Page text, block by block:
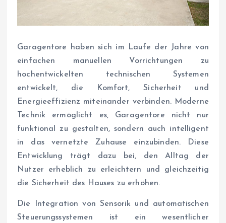
Garagentore haben sich im Laufe der Jahre von
einfachen manuellen Vorrichtungen zu
hochentwickelten technischen Systemen
entwickelt, die Komfort, Sicherheit und
Energieeffizienz miteinander verbinden. Moderne
Technik ermöglicht es, Garagentore nicht nur
funktional zu gestalten, sondern auch intelligent
in das vernetzte Zuhause einzubinden. Diese
Entwicklung trägt dazu bei, den Alltag der
Nutzer erheblich zu erleichtern und gleichzeitig
die Sicherheit des Hauses zu erhöhen.
Die Integration von Sensorik und automatischen
Steuerungssystemen ist ein wesentlicher